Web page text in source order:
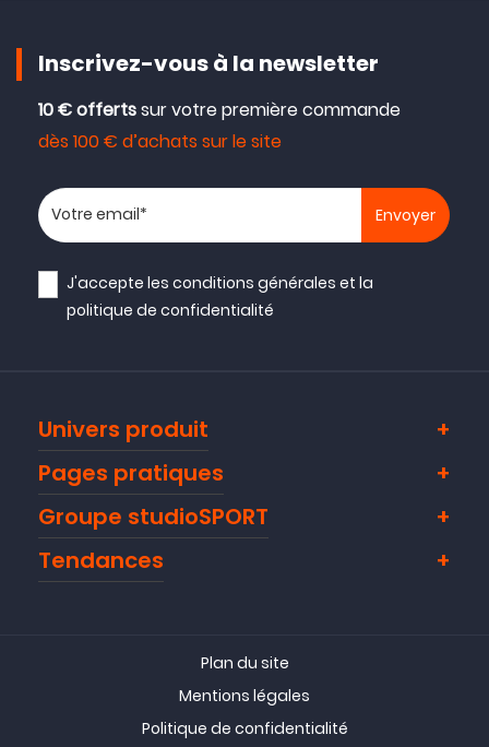
Inscrivez-vous à la newsletter
10 € offertssur votre première commande
dès 100 € d’achats sur le site
Votre adresse email
J'accepte lesconditions générales et la
politique de confidentialité
Univers produit
Pages pratiques
Groupe studioSPORT
Tendances
Plan du site
Mentions légales
Politique de confidentialité